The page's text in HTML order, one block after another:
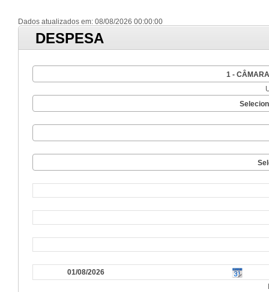
Dados atualizados em: 08/08/2026 00:00:00
DESPESA
1 -